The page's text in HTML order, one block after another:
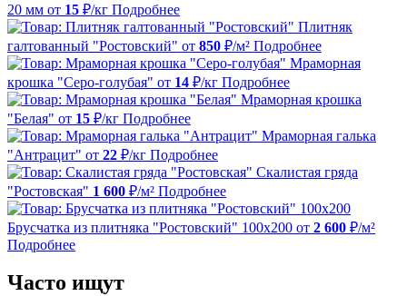
20 мм от 15 ₽/кг Подробнее
Плитняк
галтованный "Ростовский" от 850 ₽/м² Подробнее
Мраморная
крошка "Серо-голубая" от 14 ₽/кг Подробнее
Мраморная крошка
"Белая" от 15 ₽/кг Подробнее
Мраморная галька
"Антрацит" от 22 ₽/кг Подробнее
Скалистая гряда
"Ростовская" 1 600 ₽/м² Подробнее
Брусчатка из плитняка "Ростовский" 100х200 от 2 600 ₽/м²
Подробнее
Часто ищут